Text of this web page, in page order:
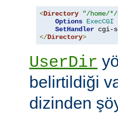
<Directory "/home/
Options ExecCGI
SetHandler
</Directory>
UserDir
belirtildiği
dizinden